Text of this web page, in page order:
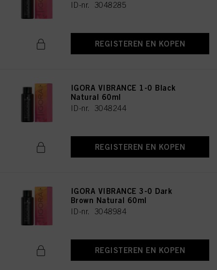
ID-nr. 3048285
REGISTEREN EN KOPEN
IGORA VIBRANCE 1-0 Black
Natural 60ml
ID-nr. 3048244
REGISTEREN EN KOPEN
IGORA VIBRANCE 3-0 Dark
Brown Natural 60ml
ID-nr. 3048984
REGISTEREN EN KOPEN